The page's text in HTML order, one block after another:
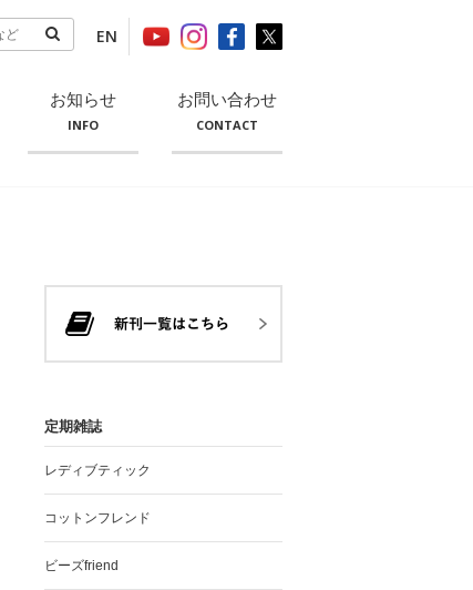
EN
お知らせ
INFO
お問い合わせ
CONTACT
定期雑誌
レディブティック
コットンフレンド
ビーズfriend